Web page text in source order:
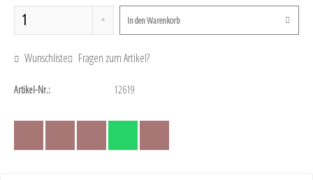
In denWarenkorb
Wunschliste Fragen zum Artikel?
Artikel-Nr.: 12619